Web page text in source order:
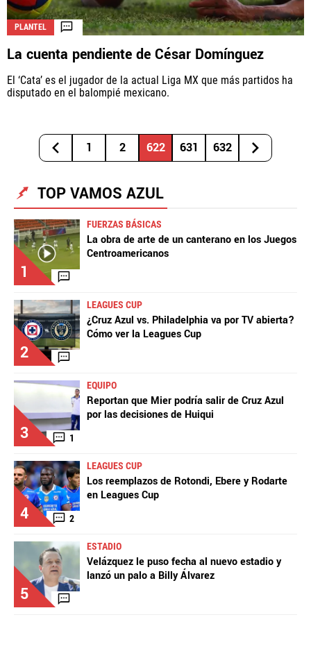
PLANTEL
La cuenta pendiente de César Domínguez
El ‘Cata’ es el jugador de la actual Liga MX que más partidos ha
disputado en el balompié mexicano.
1 2 622 631 632
TOP VAMOS AZUL
1
FUERZAS BÁSICAS
La obra de arte de un canterano en los Juegos
Centroamericanos
2
LEAGUES CUP
¿Cruz Azul vs. Philadelphia va por TV abierta?
Cómo ver la Leagues Cup
3 1
EQUIPO
Reportan que Mier podría salir de Cruz Azul
por las decisiones de Huiqui
4 2
LEAGUES CUP
Los reemplazos de Rotondi, Ebere y Rodarte
en Leagues Cup
5
ESTADIO
Velázquez le puso fecha al nuevo estadio y
lanzó un palo a Billy Álvarez